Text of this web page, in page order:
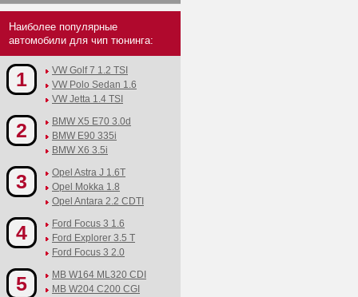
Наиболее популярные
автомобили для чип тюнинга:
1
VW Golf 7 1.2 TSI
VW Polo Sedan 1.6
VW Jetta 1.4 TSI
2
BMW X5 E70 3.0d
BMW E90 335i
BMW X6 3.5i
3
Opel Astra J 1.6T
Opel Mokka 1.8
Opel Antara 2.2 CDTI
4
Ford Focus 3 1.6
Ford Explorer 3.5 T
Ford Focus 3 2.0
5
MB W164 ML320 CDI
MB W204 C200 CGI